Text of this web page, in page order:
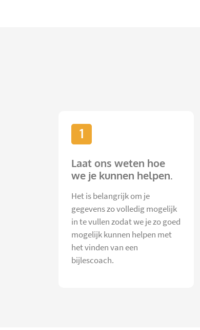
1
Laat ons weten hoe
we je kunnen helpen.
Het is belangrijk om je
gegevens zo volledig mogelijk
in te vullen zodat we je zo goed
mogelijk kunnen helpen met
het vinden van een
bijlescoach.